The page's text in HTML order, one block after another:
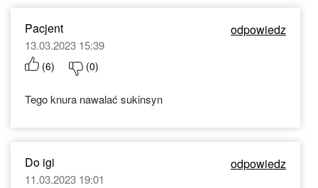
Pacjent odpowiedz
13.03.2023 15:39
(6) (0)
Tego knura nawalać sukinsyn
Do igi odpowiedz
11.03.2023 19:01